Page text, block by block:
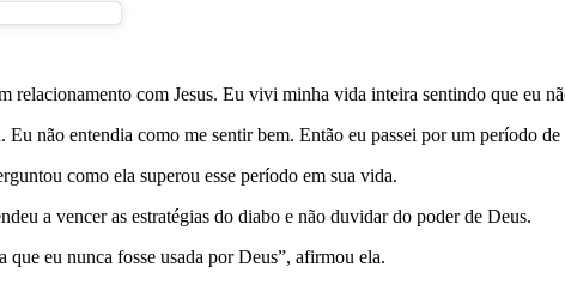
relacionamento com Jesus. Eu vivi minha vida inteira sentindo que eu
Eu não entendia como me sentir bem. Então eu passei por um período
como ela superou esse período em sua vida.
a vencer as estratégias do diabo e não duvidar do poder de Deus.
eu nunca fosse usada por Deus”, afirmou ela.